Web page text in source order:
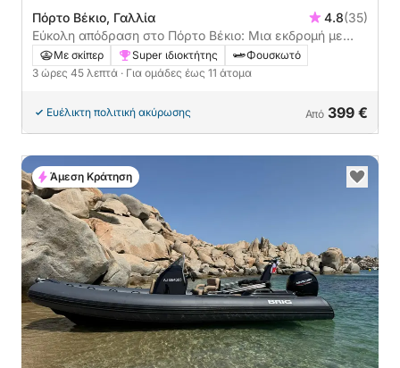
Πόρτο Βέκιο, Γαλλία 4.8(35)
Εύκολη απόδραση στο Πόρτο Βέκιο: Μια εκδρομή με
σκάφος 3 ωρών και 45 λεπτών με μηχανοκίνητο
σκάφος
Με σκίπερ Super ιδιοκτήτης
Φουσκωτό
3 ώρες 45 λεπτά · Για ομάδες έως 11 άτομα
Ευέλικτη πολιτική ακύρωσης Από 399 €
Άμεση Κράτηση